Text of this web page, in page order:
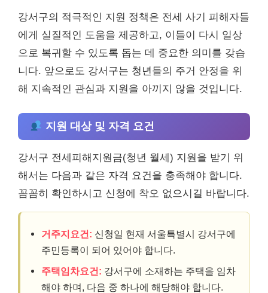
강서구의 적극적인 지원 정책은 전세 사기 피해자들
에게 실질적인 도움을 제공하고, 이들이 다시 일상
으로 복귀할 수 있도록 돕는 데 중요한 의미를 갖습
니다. 앞으로도 강서구는 청년들의 주거 안정을 위
해 지속적인 관심과 지원을 아끼지 않을 것입니다.
지원 대상 및 자격 요건
강서구 전세피해지원금(청년 월세) 지원을 받기 위
해서는 다음과 같은 자격 요건을 충족해야 합니다.
꼼꼼히 확인하시고 신청에 착오 없으시길 바랍니다.
거주지요건: 신청일 현재 서울특별시 강서구에
주민등록이 되어 있어야 합니다.
주택임차요건: 강서구에 소재하는 주택을 임차
해야 하며, 다음 중 하나에 해당해야 합니다.